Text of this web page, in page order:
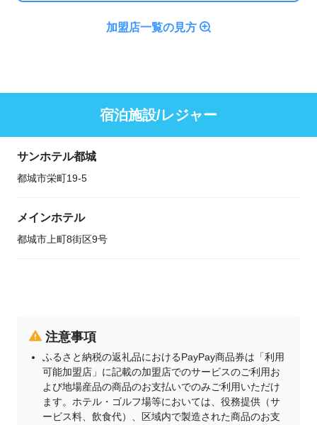
加盟店一覧の見方
宿泊施設/レジャー
サンホテル都城
都城市栄町19-5
メインホテル
都城市上町8街区9号
注意事項
ふるさと納税の返礼品におけるPayPay商品券は「利用
可能加盟店」に記載の加盟店でのサービスのご利用お
よび地場産品の商品のお支払いでのみご利用いただけ
ます。ホテル・ゴルフ場等においては、役務提供（サ
ービス料、飲食代）、区域内で製造された商品のお支